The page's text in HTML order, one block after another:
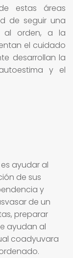
estas áreas
de seguir una
al orden, a la
el cuidado
desarrollan la
y el
ayudar al
de sus
y
de un
preparar
ayudan al
coadyuvara